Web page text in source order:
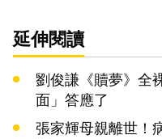
延伸閱讀
劉俊謙《贖夢》全
面」答應了
張家輝母親離世！